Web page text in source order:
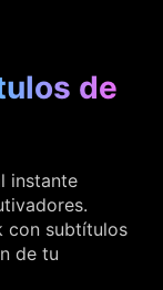
de
instante
con subtítulos
de tu